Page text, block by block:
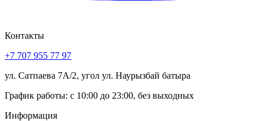
Контакты
+7 707 955 77 97
ул. Сатпаева 7А/2, угол ул. Наурызбай батыра
График работы: с 10:00 до 23:00, без выходных
Информация